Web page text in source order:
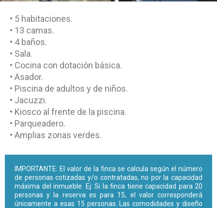
• 5 habitaciones.
• 13 camas.
• 4 baños.
• Sala.
• Cocina con dotación básica.
• Asador.
• Piscina de adultos y de niños.
• Jacuzzi.
• Kiosco al frente de la piscina.
• Parqueadero.
• Amplias zonas verdes.
IMPORTANTE: El valor de la finca se calcula según el número
de personas cotizadas y/o contratadas, no por la capacidad
máxima del inmueble. Ej: Si la finca tiene capacidad para 20
personas y la reserva es para 15, el valor corresponderá
únicamente a esas 15 personas. Las comodidades y diseño